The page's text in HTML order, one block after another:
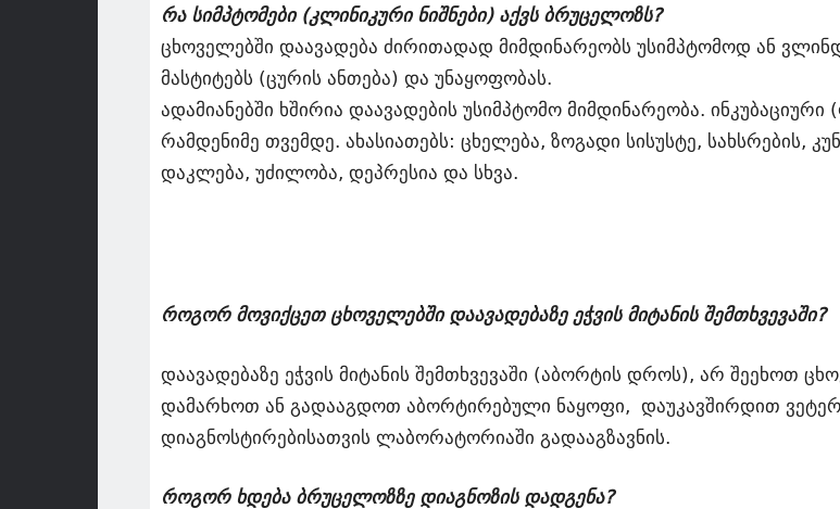
რა სიმპტომები (კლინიკური ნიშნები) აქვს ბრუცელოზს?
ცხოველებში დაავადება ძირითადად მიმდინარეობს უსიმპტომოდ ან
მასტიტებს (ცურის ანთება) და უნაყოფობას.
ადამიანებში ხშირია დაავადების უსიმპტომო მიმდინარეობა.
რამდენიმე თვემდე. ახასიათებს: ცხელება, ზოგადი სისუსტე, სახსრების,
დაკლება, უძილობა, დეპრესია და სხვა.
როგორ მოვიქცეთ ცხოველებში დაავადებაზე ეჭვის მიტანის შემთხვევაში?
დაავადებაზე ეჭვის მიტანის შემთხვევაში (აბორტის დროს), არ შეეხოთ
დამარხოთ ან გადააგდოთ აბორტირებული ნაყოფი, დაუკავშირდით
დიაგნოსტირებისათვის ლაბორატორიაში გადააგზავნის.
როგორ ხდება ბრუცელოზზე დიაგნოზის დადგენა?